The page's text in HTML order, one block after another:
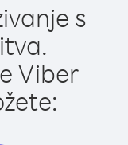
s
Viber